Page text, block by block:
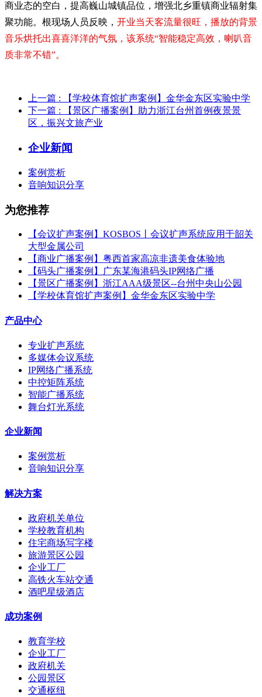
商业态的空白，提高巍山城镇品位，增强北乡重镇商业辐射集
聚功能。根现场人员反映， 开业当天客流量很旺，播放的背景
音乐烘托出喜喜洋洋的气氛，该系统“智能稳定高效，喇叭音
质非常不错”。
上一篇 : 【学校体育馆扩声案例】金华金东区实验中学
下一篇 : 【景区广播案例】助力浙江台州首例夜景景
区，振兴文旅产业
企业新闻
案例赏析
音响知识分享
为您推荐
【会议扩声案例】KOSBOS丨会议扩声系统应用于韶关
大型金属公司
【商业广播案例】粤西首家高凉非遗美食体验地
【码头广播案例】广东某海港码头IP网络广播
【景区广播案例】浙江AAA级景区--台州中央山公园
【学校体育馆扩声案例】金华金东区实验中学
产品中心
专业扩声系统
多媒体会议系统
IP网络广播系统
中控矩阵系统
智能广播系统
舞台灯光系统
企业新闻
案例赏析
音响知识分享
解决方案
政府机关单位
学校教育机构
住宅商场写字楼
旅游景区公园
企业工厂
高铁火车站交通
酒吧星级酒店
成功案例
教育学校
企业工厂
政府机关
公园景区
交通枢纽